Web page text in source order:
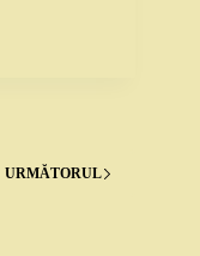
URMĂTORUL